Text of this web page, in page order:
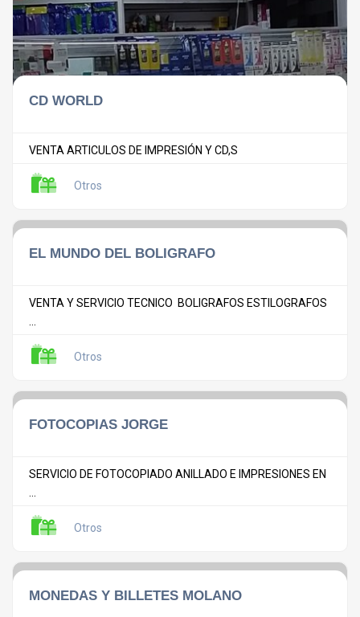
CD WORLD
VENTA ARTICULOS DE IMPRESIÓN Y CD,S
Otros
EL MUNDO DEL BOLIGRAFO
VENTA Y SERVICIO TECNICO BOLIGRAFOS ESTILOGRAFOS
Otros
FOTOCOPIAS JORGE
SERVICIO DE FOTOCOPIADO ANILLADO E IMPRESIONES EN
Otros
MONEDAS Y BILLETES MOLANO